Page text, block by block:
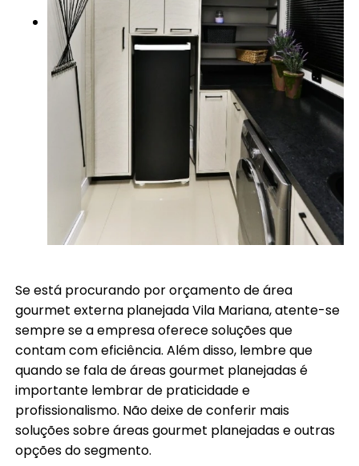
Se está procurando por orçamento de área
gourmet externa planejada Vila Mariana, atente-se
sempre se a empresa oferece soluções que
contam com eficiência. Além disso, lembre que
quando se fala de áreas gourmet planejadas é
importante lembrar de praticidade e
profissionalismo. Não deixe de conferir mais
soluções sobre áreas gourmet planejadas e outras
opções do segmento.